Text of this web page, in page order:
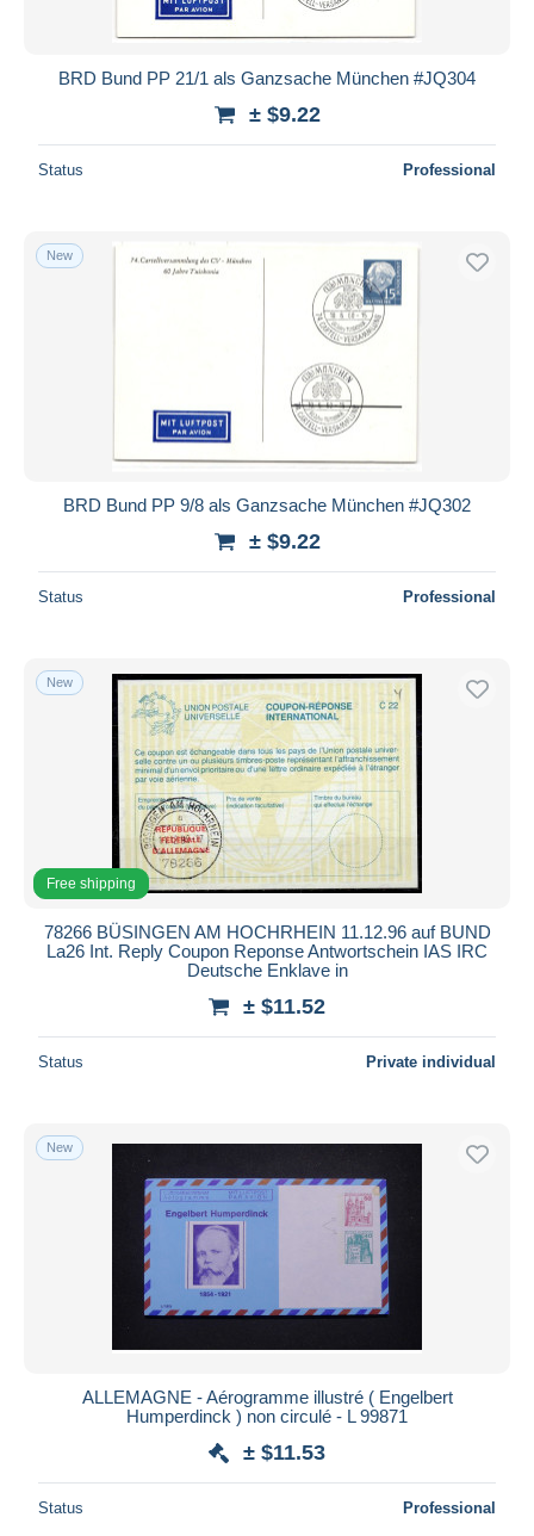
BRD Bund PP 21/1 als Ganzsache München #JQ304
± $9.22
Status Professional
New
BRD Bund PP 9/8 als Ganzsache München #JQ302
± $9.22
Status Professional
New
Free shipping
78266 BÜSINGEN AM HOCHRHEIN 11.12.96 auf BUND
La26 Int. Reply Coupon Reponse Antwortschein IAS IRC
Deutsche Enklave in
± $11.52
Status Private individual
New
ALLEMAGNE - Aérogramme illustré ( Engelbert
Humperdinck ) non circulé - L 99871
± $11.53
Status Professional